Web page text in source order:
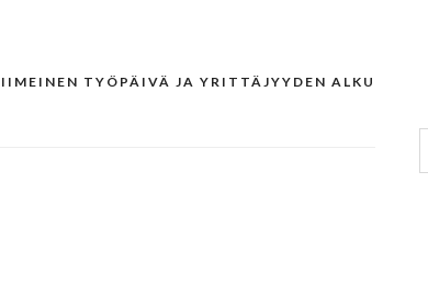
TYÖPÄIVÄ JA YRITTÄJYYDEN ALKU